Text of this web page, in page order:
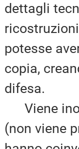
dettagli
potesse
copia,
difesa.
Viene
(non viene